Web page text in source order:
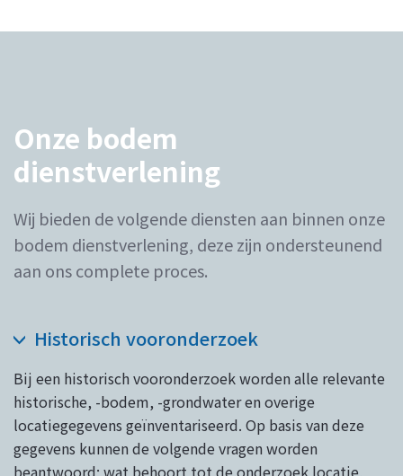
Onze bodem
dienstverlening
Wij bieden de volgende diensten aan binnen onze
bodem dienstverlening, deze zijn ondersteunend
aan ons complete proces.
Historisch vooronderzoek
Bij een historisch vooronderzoek worden alle relevante
historische, -bodem, -grondwater en overige
locatiegegevens geïnventariseerd. Op basis van deze
gegevens kunnen de volgende vragen worden